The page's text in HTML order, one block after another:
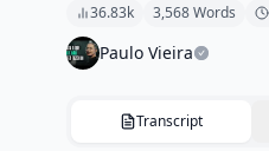
36.83k 3,568Words
Paulo Vieira
Transcript